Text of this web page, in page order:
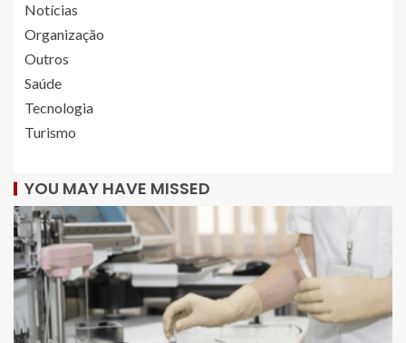
Notícias
Organização
Outros
Saúde
Tecnologia
Turismo
YOU MAY HAVE MISSED